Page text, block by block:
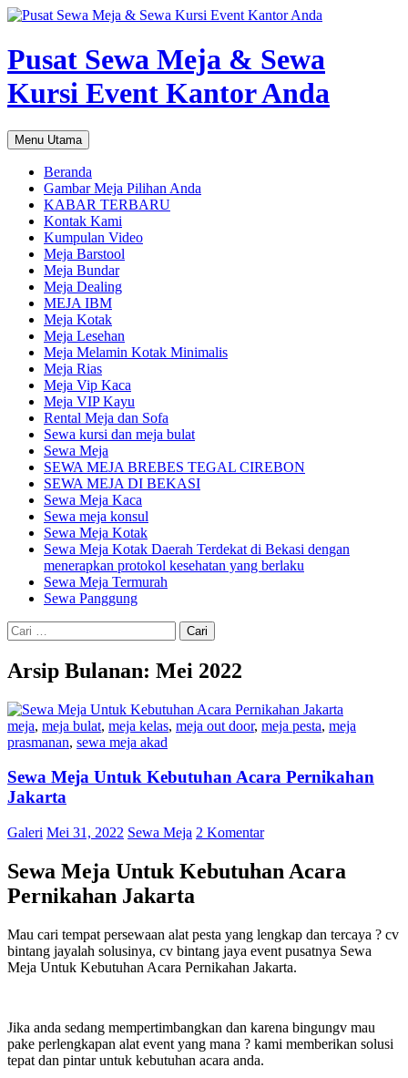
Pusat Sewa Meja & Sewa
Kursi Event Kantor Anda
Cari
Menu Utama Langsung
ke
isi
Beranda
Gambar Meja Pilihan Anda
KABAR TERBARU
Kontak Kami
Kumpulan Video
Meja Barstool
Meja Bundar
Meja Dealing
MEJA IBM
Meja Kotak
Meja Lesehan
Meja Melamin Kotak Minimalis
Meja Rias
Meja Vip Kaca
Meja VIP Kayu
Rental Meja dan Sofa
Sewa kursi dan meja bulat
Sewa Meja
SEWA MEJA BREBES TEGAL CIREBON
SEWA MEJA DI BEKASI
Sewa Meja Kaca
Sewa meja konsul
Sewa Meja Kotak
Sewa Meja Kotak Daerah Terdekat di Bekasi dengan
menerapkan protokol kesehatan yang berlaku
Sewa Meja Termurah
Sewa Panggung
Cari
untuk:
Arsip Bulanan: Mei 2022
meja, meja bulat, meja kelas, meja out door, meja pesta, meja
prasmanan, sewa meja akad
Sewa Meja Untuk Kebutuhan Acara Pernikahan
Jakarta
Galeri Mei 31, 2022 Sewa Meja 2 Komentar
Sewa Meja Untuk Kebutuhan Acara
Pernikahan Jakarta
Mau cari tempat persewaan alat pesta yang lengkap dan tercaya ? cv
bintang jayalah solusinya, cv bintang jaya event pusatnya Sewa
Meja Untuk Kebutuhan Acara Pernikahan Jakarta.
Jika anda sedang mempertimbangkan dan karena bingungv mau
pake perlengkapan alat event yang mana ? kami memberikan solusi
tepat dan pintar untuk kebutuhan acara anda.